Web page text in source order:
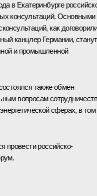
в Екатеринбурге
консультаций. Основными
как
канцлер Германии, станут
и промышленной
также обмен
вопросам
сферах, в том
провести российско-